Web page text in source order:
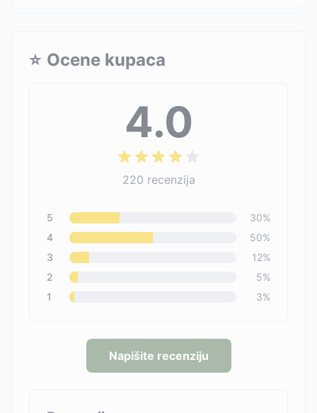
⭐ Ocene kupaca
4.0
220 recenzija
5 30%
4
50%
3
12%
2
5%
1
3%
Napišite recenziju